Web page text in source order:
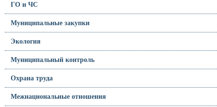
ГО и ЧС
Муниципальные закупки
Экология
Муниципальный контроль
Охрана труда
Межнациональные отношения